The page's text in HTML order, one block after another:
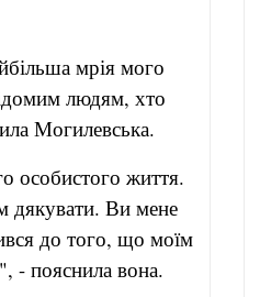
мрія мого
людям, хто
Могилевська.
особистого життя.
дякувати. Ви мене
до того, що моїм
- пояснила вона.